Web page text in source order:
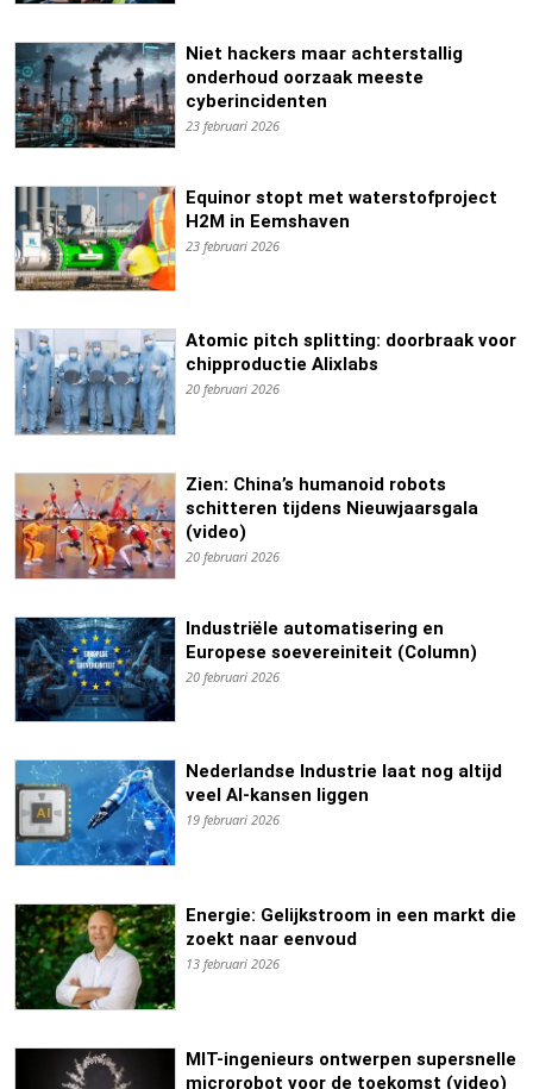
Niet hackers maar achterstallig
onderhoud oorzaak meeste
cyberincidenten
23 februari 2026
Equinor stopt met waterstofproject
H2M in Eemshaven
23 februari 2026
Atomic pitch splitting: doorbraak voor
chipproductie Alixlabs
20 februari 2026
Zien: China’s humanoid robots
schitteren tijdens Nieuwjaarsgala
(video)
20 februari 2026
Industriële automatisering en
Europese soevereiniteit (Column)
20 februari 2026
Nederlandse Industrie laat nog altijd
veel AI-kansen liggen
19 februari 2026
Energie: Gelijkstroom in een markt die
zoekt naar eenvoud
13 februari 2026
MIT-ingenieurs ontwerpen supersnelle
microrobot voor de toekomst (video)